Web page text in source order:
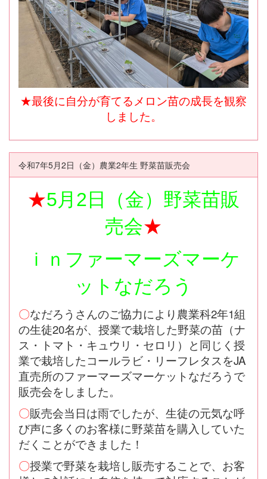
★最後に自分が育てるメロン苗の成長を観察
しました。
令和7年5月2日（金）農業2年生 野菜苗販売会
★5月2日（金）野菜苗販
売会★
ｉｎファーマーズマーケ
ットなだろう
〇なだろうさんのご協力により農業科2年1組
の生徒20名が、授業で栽培した野菜の苗（ナ
ス・トマト・キュウリ・セロリ）と同じく授
業で栽培したコールラビ・リーフレタスをJA
直売所のファーマーズマーケットなだろうで
販売会をしました。
〇販売会当日は雨でしたが、生徒の元気な呼
び声に多くのお客様に野菜苗を購入していた
だくことができました！
〇授業で野菜を栽培し販売することで、お客